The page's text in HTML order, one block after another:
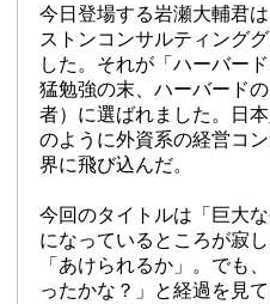
今日登場する岩瀬大輔君
ストンコンサルティング
した。それが「ハーバー
猛勉強の末、ハーバード
者）に選ばれました。日
のように外資系の経営コ
界に飛び込んだ。
今回のタイトルは「巨大
になっているところが寂
「あけられるか」。でも
ったかな？」と経過を見